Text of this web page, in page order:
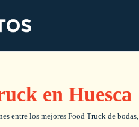
en Huesca
entre los mejores Food Truck de